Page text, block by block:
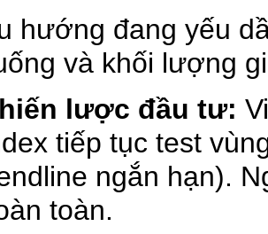
hướng đang yếu
và khối lượng
lược đầu tư:
tiếp tục test
ngắn hạn).
toàn.